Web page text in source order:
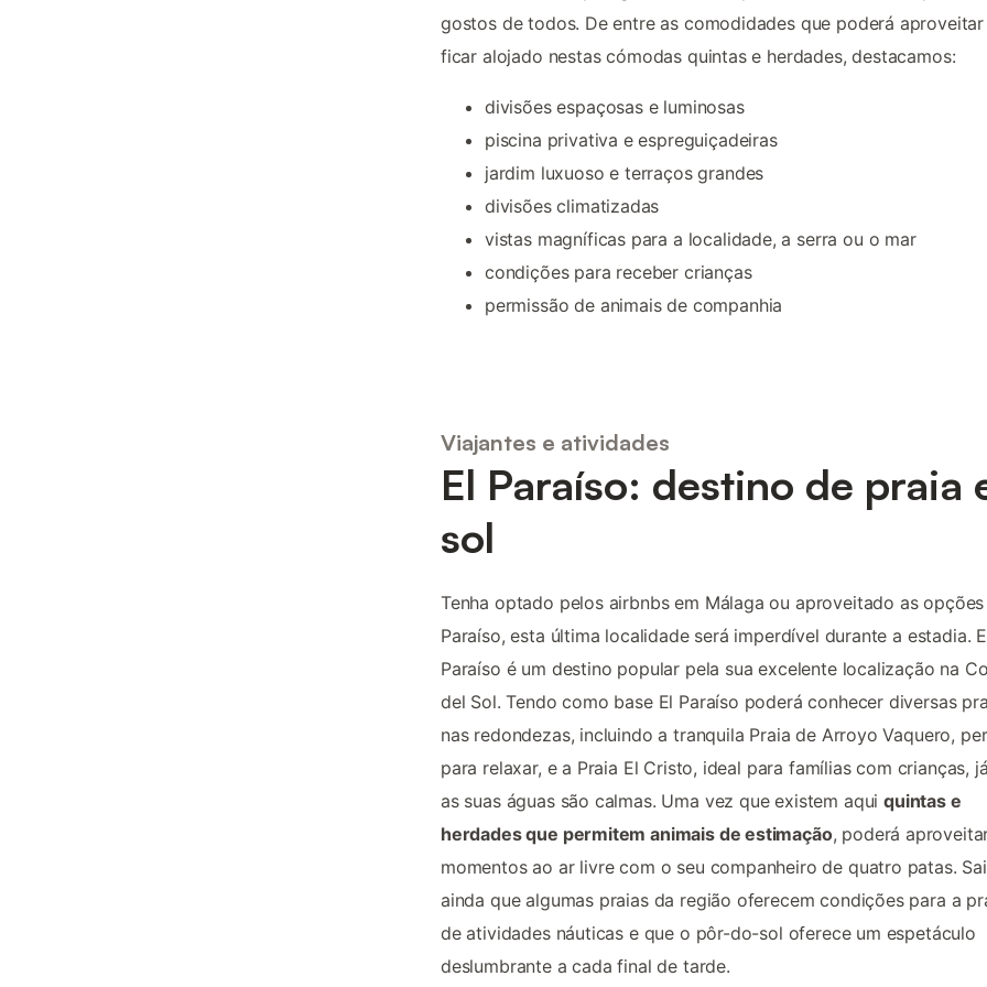
gostos de todos. De entre as comodidades que poderá
ficar alojado nestas cómodas quintas e herdades, destacamos:
divisões espaçosas e luminosas
piscina privativa e espreguiçadeiras
jardim luxuoso e terraços grandes
divisões climatizadas
vistas magníficas para a localidade, a serra ou o mar
condições para receber crianças
permissão de animais de companhia
Viajantes e atividades
El Paraíso: destino de praia
sol
Tenha optado pelos airbnbs em Málaga ou aproveitado as opções
Paraíso, esta última localidade será imperdível durante a estadia.
Paraíso é um destino popular pela sua excelente localização na
del Sol. Tendo como base El Paraíso poderá conhecer diversas
nas redondezas, incluindo a tranquila Praia de Arroyo Vaquero,
para relaxar, e a Praia El Cristo, ideal para famílias com crianças,
as suas águas são calmas. Uma vez que existem aquiquintas e
herdades que permitem animais de estimação, poderá
momentos ao ar livre com o seu companheiro de quatro patas.
ainda que algumas praias da região oferecem condições para a
de atividades náuticas e que o pôr-do-sol oferece um espetáculo
deslumbrante a cada final de tarde.